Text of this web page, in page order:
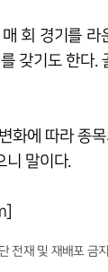
회 경기를
기도 한다.
화에 따라 종
니 말이다.
전재 및 재배포 금